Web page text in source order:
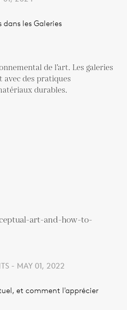
dans les Galeries
de l’art. Les galeries
des pratiques
durables.
- MAY 01, 2022
et comment l'apprécier